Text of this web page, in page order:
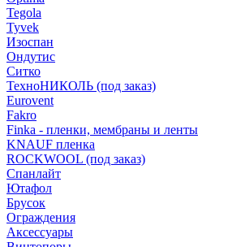
Tegola
Tyvek
Изоспан
Ондутис
Ситко
ТехноНИКОЛЬ (под заказ)
Eurovent
Fakro
Finka - пленки, мембраны и ленты
KNAUF пленка
ROCKWOOL (под заказ)
Спанлайт
Ютафол
Брусок
Ограждения
Аксессуары